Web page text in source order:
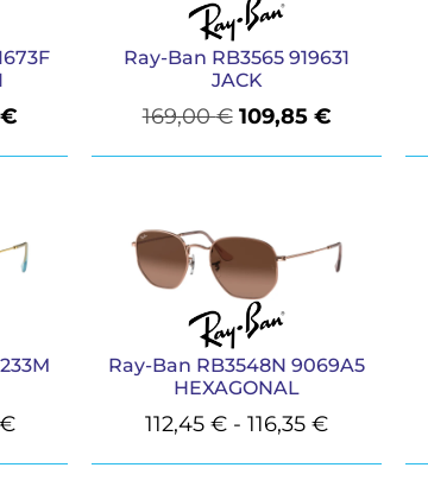
€
Ray-Ban RB3565 919631
JACK
169,00€ 109,85 €
€
Ray-Ban RB3548N 9069A5
HEXAGONAL
112,45€ - 116,35€